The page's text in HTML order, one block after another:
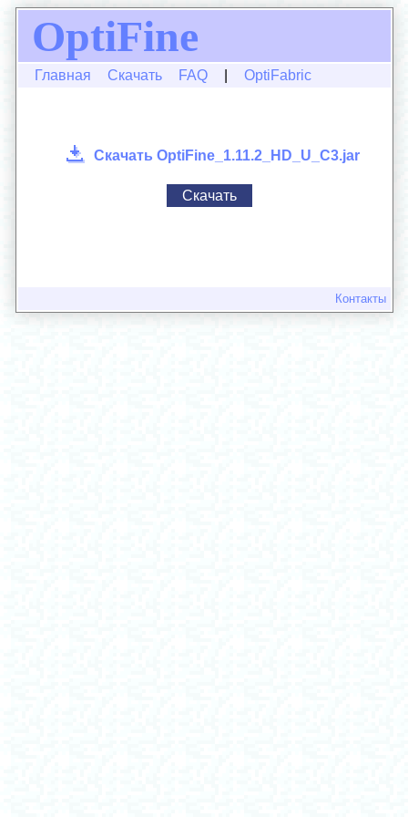
OptiFine
Главная Скачать FAQ OptiFabric
Скачать OptiFine_1.11.2_HD_U_C3.jar
Скачать
Контакты